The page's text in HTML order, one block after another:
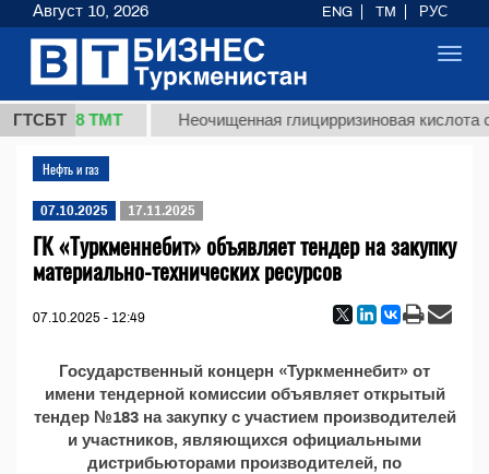
ГТСБТ
37,8 ТМТ Неочищенная глицирризиновая кислота
Нефть и газ
07.10.2025 17.11.2025
ГК «Туркменнебит» объявляет тендер на закупку
материально-технических ресурсов
07.10.2025 - 12:49
Государственный концерн «Туркменнебит» от
имени тендерной комиссии объявляет открытый
тендер №183 на закупку с участием производителей
и участников, являющихся официальными
дистрибьюторами производителей, по
Август 10, 2026 ENG TM РУС